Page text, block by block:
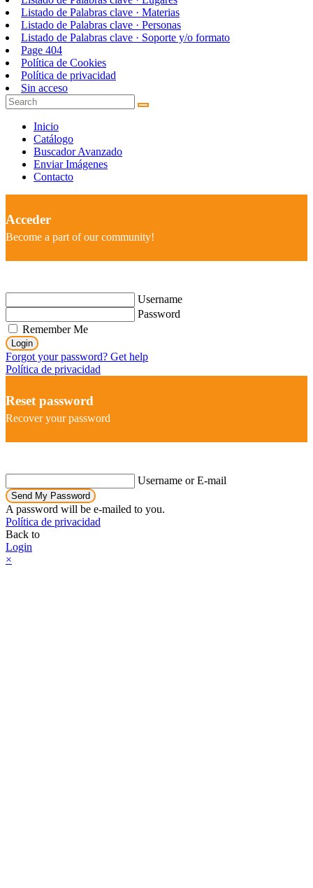
Listado de Palabras clave · Materias
Listado de Palabras clave · Personas
Listado de Palabras clave · Soporte y/o formato
Page 404
Política de Cookies
Política de privacidad
Sin acceso
Inicio
Catálogo
Buscador Avanzado
Enviar Imágenes
Contacto
Acceder
Become a part of our community!
Username
Password
Remember Me
Login
Forgot your password? Get help
Política de privacidad
Reset password
Recover your password
Username or E-mail
Send My Password
A password will be e-mailed to you.
Política de privacidad
Back to
Login
×